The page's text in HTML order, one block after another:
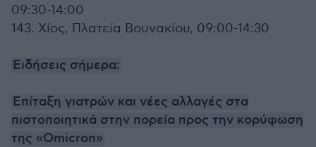
09:30-14:00
143. Χίος, Πλατεία Βουνακίου, 09:00-14:30
Ειδήσεις σήμερα:
Επίταξη γιατρών και νέες αλλαγές στα
πιστοποιητικά στην πορεία προς την κορύφωση
της «Omicron»